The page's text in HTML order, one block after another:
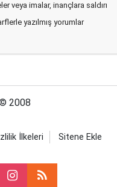
veya imalar, inançlara saldırı
yazılmış yorumlar
2008
İlkeleri Sitene Ekle